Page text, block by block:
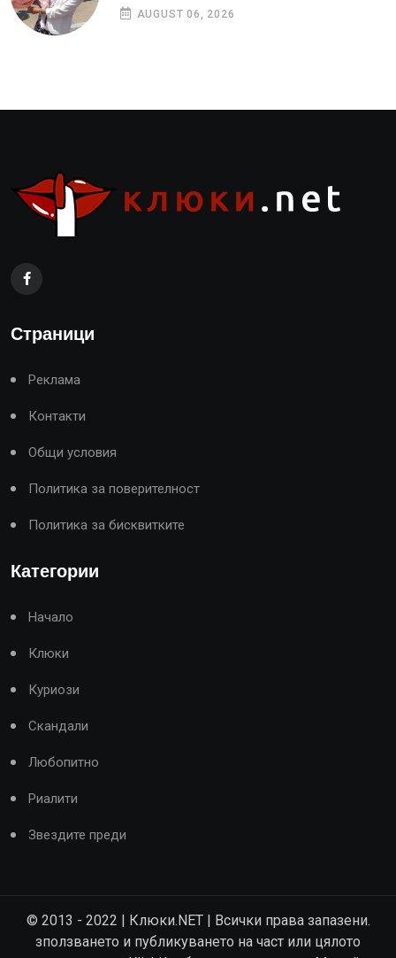
AUGUST 06, 2026
Страници
Реклама
Контакти
Общи условия
Политика за поверителност
Политика за бисквитките
Категории
Начало
Клюки
Куриози
Скандали
Любопитно
Риалити
Звездите преди
© 2013 - 2022 | Клюки.NET | Всички права запазени.
зползването и публикуването на част или цялото